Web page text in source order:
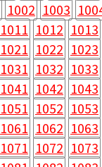
1002 1003
1011 1012 1013
1021 1022 1023
1031 1032 1033
1041 1042 1043
1051 1052 1053
1061 1062 1063
1071 1072 1073